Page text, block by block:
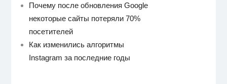
Почему после обновления Google
некоторые сайты потеряли 70%
посетителей
Как изменились алгоритмы
Instagram за последние годы